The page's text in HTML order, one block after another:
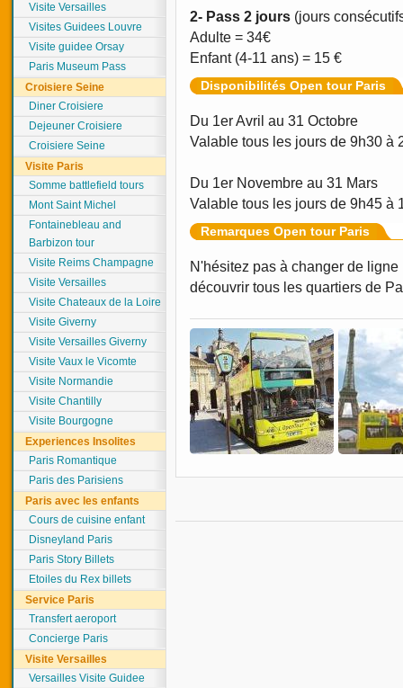
Visite Versailles
Visites Guidees Louvre
Visite guidee Orsay
Paris Museum Pass
Croisiere Seine
Diner Croisiere
Dejeuner Croisiere
Croisiere Seine
Visite Paris
Somme battlefield tours
Mont Saint Michel
Fontainebleau and
Barbizon tour
Visite Reims Champagne
Visite Versailles
Visite Chateaux de la Loire
Visite Giverny
Visite Versailles Giverny
Visite Vaux le Vicomte
Visite Normandie
Visite Chantilly
Visite Bourgogne
Experiences Insolites
Paris Romantique
Paris des Parisiens
Paris avec les enfants
Cours de cuisine enfant
Disneyland Paris
Paris Story Billets
Etoiles du Rex billets
Service Paris
Transfert aeroport
Concierge Paris
Visite Versailles
Versailles Visite Guidee
2- Pass 2 jours (jours
Adulte = 34€
Enfant (4-11 ans) = 15 €
Disponibilités Open tour Paris
Du 1er Avril au 31 Octobre
Valable tous les jours de 9h30 à
Du 1er Novembre au 31 Mars
Valable tous les jours de 9h45 à
Remarques Open tour Paris
N'hésitez pas à changer de
découvrir tous les quartiers de